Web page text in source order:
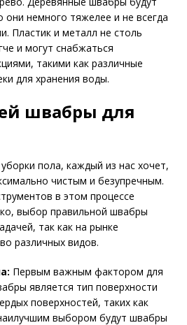
они немного тяжелее и не всегда
Пластик и металл не столь
и могут снабжаться
такими как различные
для хранения воды.
швабры для
пола, каждый из нас хочет,
чистым и безупречным.
в этом процессе
выбор правильной швабры
так как на рынке
различных видов.
Первым важным фактором для
является тип поверхности
поверхностей, таких как
выбором будут швабры